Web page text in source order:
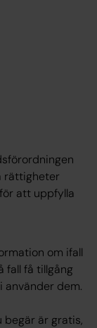
rättigheter
att uppfylla
om ifall
fall få tillgång
dem.
begär är gratis,